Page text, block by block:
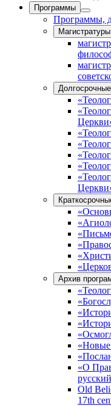
Программы
Программы,
Магистратуры
Архив
«Новые
«О
Old
17th